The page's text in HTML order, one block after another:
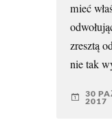
mieć
zresztą
nie tak
30
2017